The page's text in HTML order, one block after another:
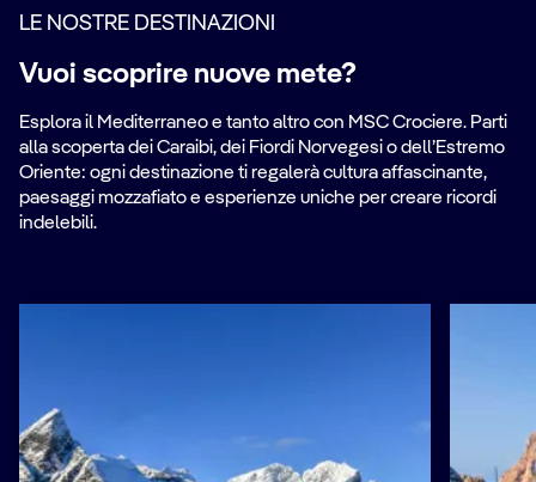
LE NOSTRE DESTINAZIONI
Vuoi scoprire nuove mete?
Esplora il Mediterraneo e tanto altro con MSC Crociere. Parti
alla scoperta dei Caraibi, dei Fiordi Norvegesi o dell’Estremo
Oriente: ogni destinazione ti regalerà cultura affascinante,
paesaggi mozzafiato e esperienze uniche per creare ricordi
indelebili.